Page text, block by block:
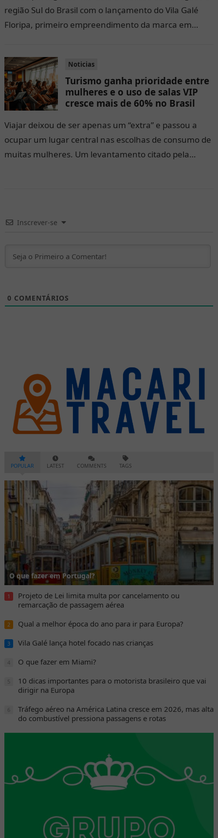
região Sul do Brasil com o lançamento do Vila Galé
Floripa, primeiro empreendimento da marca em
representantes do trade turístico, e marcou a
assinatura do projeto pelo presidente do grupo, Jorge
Rebelo de Almeida.
Noticias
Turismo ganha prioridade entre
mulheres e o uso de salas VIP
cresce mais de 60% no Brasil
Viajar deixou de ser apenas um “extra” e passou a
ocupar um lugar central nas escolhas de consumo de
muitas mulheres. Um levantamento citado pela
Inscrever-se
0 COMENTÁRIOS
POPULAR LATEST COMMENTS TAGS
O que fazer em Portugal?
1
Projeto de Lei limita multa por cancelamento ou
remarcação de passagem aérea
2 Qual a melhor época do ano para ir para Europa?
3 Vila Galé lança hotel focado nas crianças
4 O que fazer em Miami?
5
10 dicas importantes para o motorista brasileiro que vai
dirigir na Europa
6
Tráfego aéreo na América Latina cresce em 2026, mas alta
do combustível pressiona passagens e rotas